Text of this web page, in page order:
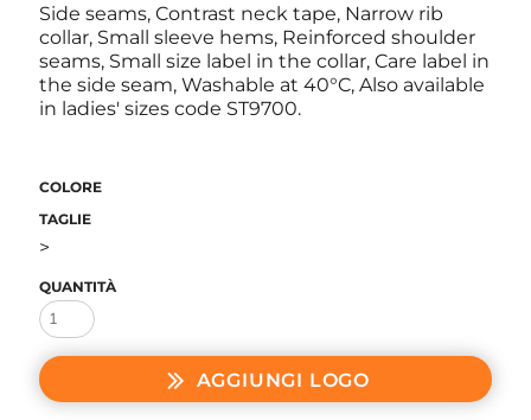
Side seams, Contrast neck tape, Narrow rib
collar, Small sleeve hems, Reinforced shoulder
seams, Small size label in the collar, Care label in
the side seam, Washable at 40°C, Also available
in ladies' sizes code ST9700.
COLORE
TAGLIE
>
QUANTITÀ
AGGIUNGI LOGO